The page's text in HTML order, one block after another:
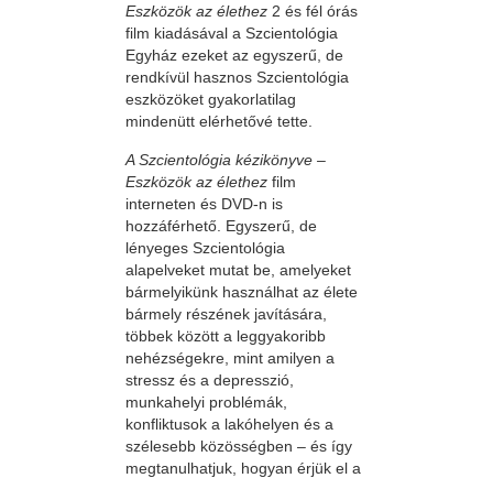
Eszközök az élethez 2 és fél órás
film kiadásával a Szcientológia
Egyház ezeket az egyszerű, de
rendkívül hasznos Szcientológia
eszközöket gyakorlatilag
mindenütt elérhetővé tette.
A Szcientológia kézikönyve –
Eszközök az élethez film
interneten és DVD-n is
hozzáférhető. Egyszerű, de
lényeges Szcientológia
alapelveket mutat be, amelyeket
bármelyikünk használhat az élete
bármely részének javítására,
többek között a leggyakoribb
nehézségekre, mint amilyen a
stressz és a depresszió,
munkahelyi problémák,
konfliktusok a lakóhelyen és a
szélesebb közösségben – és így
megtanulhatjuk, hogyan érjük el a